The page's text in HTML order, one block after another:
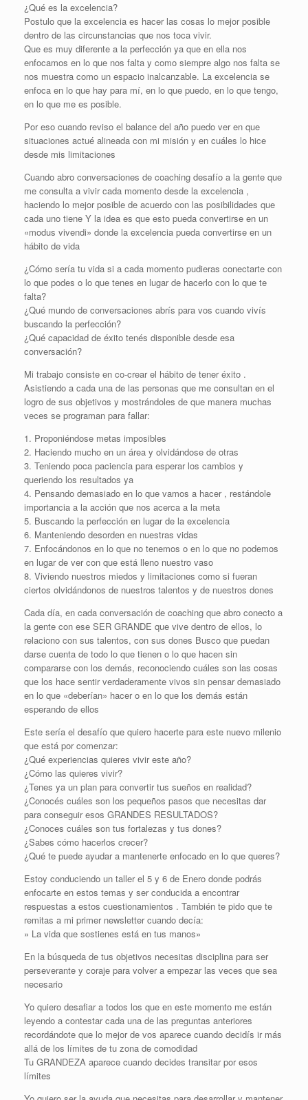
¿Qué es la excelencia?
Postulo que la excelencia es hacer las cosas lo mejor posible
dentro de las circunstancias que nos toca vivir.
Que es muy diferente a la perfección ya que en ella nos
enfocamos en lo que nos falta y como siempre algo nos falta se
nos muestra como un espacio inalcanzable. La excelencia se
enfoca en lo que hay para mí, en lo que puedo, en lo que tengo,
en lo que me es posible.
Por eso cuando reviso el balance del año puedo ver en que
situaciones actué alineada con mi misión y en cuáles lo hice
desde mis limitaciones
Cuando abro conversaciones de coaching desafío a la gente que
me consulta a vivir cada momento desde la excelencia ,
haciendo lo mejor posible de acuerdo con las posibilidades que
cada uno tiene Y la idea es que esto pueda convertirse en un
«modus vivendi» donde la excelencia pueda convertirse en un
hábito de vida
¿Cómo sería tu vida si a cada momento pudieras conectarte con
lo que podes o lo que tenes en lugar de hacerlo con lo que te
falta?
¿Qué mundo de conversaciones abrís para vos cuando vivís
buscando la perfección?
¿Qué capacidad de éxito tenés disponible desde esa
conversación?
Mi trabajo consiste en co-crear el hábito de tener éxito .
Asistiendo a cada una de las personas que me consultan en el
logro de sus objetivos y mostrándoles de que manera muchas
veces se programan para fallar:
1. Proponiéndose metas imposibles
2. Haciendo mucho en un área y olvidándose de otras
3. Teniendo poca paciencia para esperar los cambios y
queriendo los resultados ya
4. Pensando demasiado en lo que vamos a hacer , restándole
importancia a la acción que nos acerca a la meta
5. Buscando la perfección en lugar de la excelencia
6. Manteniendo desorden en nuestras vidas
7. Enfocándonos en lo que no tenemos o en lo que no podemos
en lugar de ver con que está lleno nuestro vaso
8. Viviendo nuestros miedos y limitaciones como si fueran
ciertos olvidándonos de nuestros talentos y de nuestros dones
Cada día, en cada conversación de coaching que abro conecto a
la gente con ese SER GRANDE que vive dentro de ellos, lo
relaciono con sus talentos, con sus dones Busco que puedan
darse cuenta de todo lo que tienen o lo que hacen sin
compararse con los demás, reconociendo cuáles son las cosas
que los hace sentir verdaderamente vivos sin pensar demasiado
en lo que «deberían» hacer o en lo que los demás están
esperando de ellos
Este sería el desafío que quiero hacerte para este nuevo milenio
que está por comenzar:
¿Qué experiencias quieres vivir este año?
¿Cómo las quieres vivir?
¿Tenes ya un plan para convertir tus sueños en realidad?
¿Conocés cuáles son los pequeños pasos que necesitas dar
para conseguir esos GRANDES RESULTADOS?
¿Conoces cuáles son tus fortalezas y tus dones?
¿Sabes cómo hacerlos crecer?
¿Qué te puede ayudar a mantenerte enfocado en lo que queres?
Estoy conduciendo un taller el 5 y 6 de Enero donde podrás
enfocarte en estos temas y ser conducida a encontrar
respuestas a estos cuestionamientos . También te pido que te
remitas a mi primer newsletter cuando decía:
» La vida que sostienes está en tus manos»
En la búsqueda de tus objetivos necesitas disciplina para ser
perseverante y coraje para volver a empezar las veces que sea
necesario
Yo quiero desafiar a todos los que en este momento me están
leyendo a contestar cada una de las preguntas anteriores
recordándote que lo mejor de vos aparece cuando decidís ir más
allá de los límites de tu zona de comodidad
Tu GRANDEZA aparece cuando decides transitar por esos
límites